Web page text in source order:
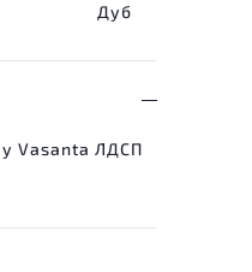
Дуб
Vasanta ЛДСП